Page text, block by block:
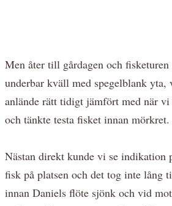
Men åter till gårdagen och
underbar kväll med spegelblank yta,
anlände rätt tidigt jämfört med när
och tänkte testa fisket innan mörkret.
Nästan direkt kunde vi se indikation
fisk på platsen och det tog inte lång
innan Daniels flöte sjönk och vid